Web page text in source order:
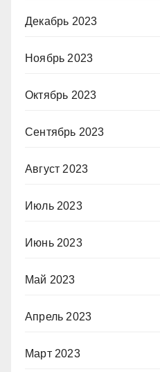
Декабрь 2023
Ноябрь 2023
Октябрь 2023
Сентябрь 2023
Август 2023
Июль 2023
Июнь 2023
Май 2023
Апрель 2023
Март 2023